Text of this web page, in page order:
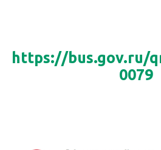
https://bus.gov.ru/
0079